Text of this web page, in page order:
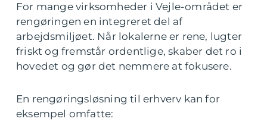
For mange virksomheder i Vejle-området er
rengøringen en integreret del af
arbejdsmiljøet. Når lokalerne er rene, lugter
friskt og fremstår ordentlige, skaber det ro i
hovedet og gør det nemmere at fokusere.
En rengøringsløsning til erhverv kan for
eksempel omfatte: